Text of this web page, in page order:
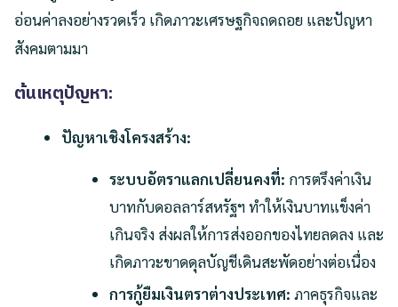
อ่อนค่าลงอย่างรวดเร็ว เกิดภาวะเศรษฐกิจถดถอย และปัญหา
สังคมตามมา
ต้นเหตุปัญหา:
ปัญหาเชิงโครงสร้าง:
ระบบอัตราแลกเปลี่ยนคงที่: การตรึงค่าเงิน
บาทกับดอลลาร์สหรัฐฯ ทำให้เงินบาทแข็งค่า
เกินจริง ส่งผลให้การส่งออกของไทยลดลง และ
เกิดภาวะขาดดุลบัญชีเดินสะพัดอย่างต่อเนื่อง
การกู้ยืมเงินตราต่างประเทศ: ภาคธุรกิจและ